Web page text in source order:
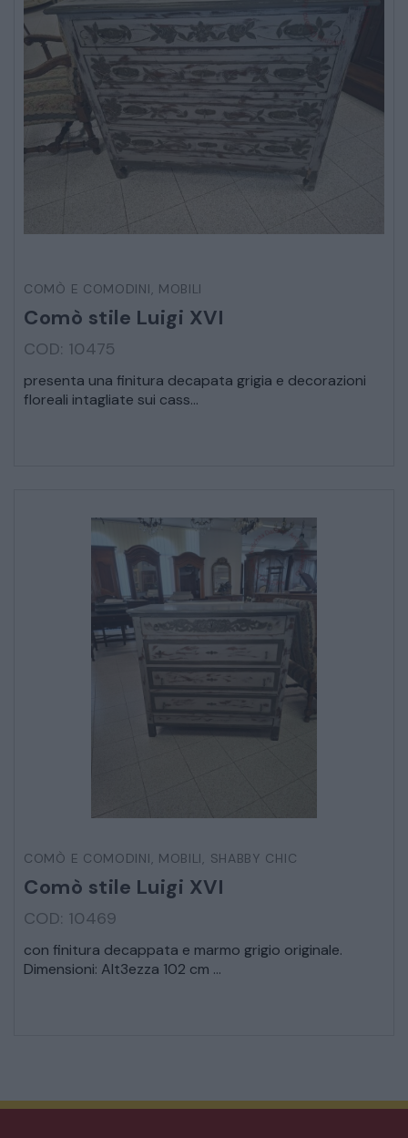
DECORAZIONI OGGETTISTICA ILLUMINAZIONE
MATERIALI E STRUTTURE
MODERNARIATO
STILI ED ESPOSIZIONE
VEICOLI D’EPOCA
COMÒ E COMODINI, MOBILI
Comò stile Luigi XVI
COD: 10475
presenta una finitura decapata grigia e decorazioni
floreali intagliate sui cass...
COMÒ E COMODINI, MOBILI, SHABBY CHIC
Comò stile Luigi XVI
COD: 10469
con finitura decappata e marmo grigio originale.
Dimensioni: Alt3ezza 102 cm ...